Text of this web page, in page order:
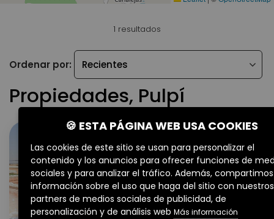
1 resultados
Ordenar por:
Propiedades, Pulpí
🍪 ESTA PÁGINA WEB USA COOKIES
Las cookies de este sitio se usan para personalizar el
contenido y los anuncios para ofrecer funciones de
sociales y para analizar el tráfico. Además, compartimos
información sobre el uso que haga del sitio con nuestros
partners de medios sociales de publicidad, de
personalización y de análisis web Más información